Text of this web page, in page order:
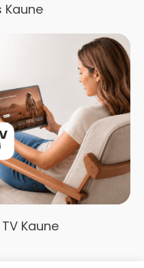
Kaune
Kaune